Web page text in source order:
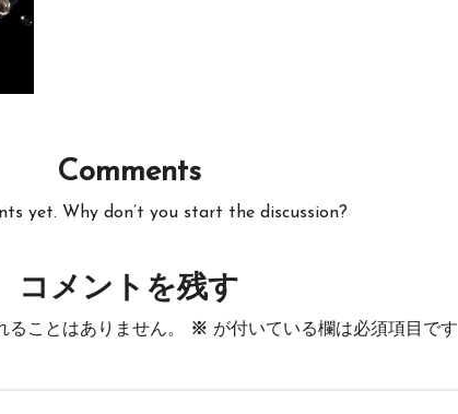
Comments
yet. Why don’t you start the discussion?
コメントを残す
ことはありません。 ※ が付いている欄は必須項目です